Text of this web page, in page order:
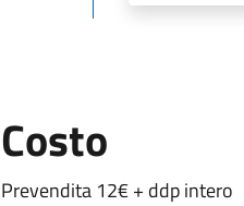
Costo
Prevendita 12€ + ddp intero